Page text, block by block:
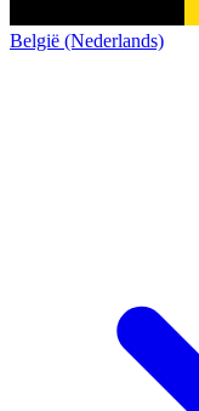
België (Nederlands)